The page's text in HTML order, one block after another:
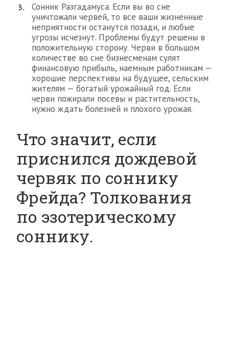
Сонник Разгадамуса. Если вы во сне
уничтожали червей, то все ваши жизненные
неприятности останутся позади, и любые
угрозы исчезнут. Проблемы будут решены в
положительную сторону. Черви в большом
количестве во сне бизнесменам сулят
финансовую прибыль, наемным работникам —
хорошие перспективы на будущее, сельским
жителям — богатый урожайный год. Если
черви пожирали посевы и растительность,
нужно ждать болезней и плохого урожая.
Что значит, если
приснился дождевой
червяк по соннику
Фрейда? Толкования
по эзотерическому
соннику.